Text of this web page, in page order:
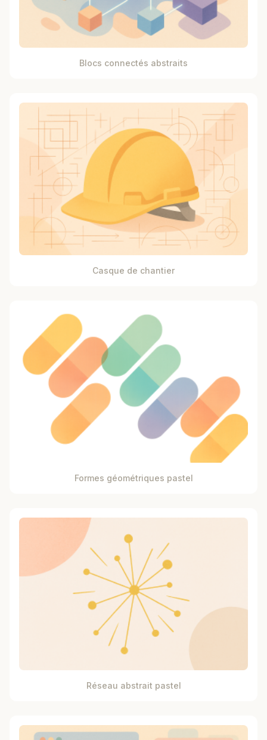
Blocs connectés abstraits
Casque de chantier
Formes géométriques pastel
Réseau abstrait pastel